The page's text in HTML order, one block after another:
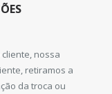
nossa
retiramos a
da troca ou